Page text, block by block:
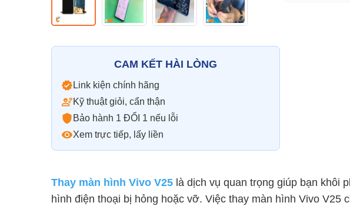
CAM KẾT HÀI LÒNG
Link kiện chính hãng
Kỹ thuật giỏi, cẩn thận
Bảo hành 1 ĐỔI 1 nếu lỗi
Xem trực tiếp, lấy liền
Thay màn hình Vivo V25 là dịch vụ quan trọng giúp bạn khôi
hình điện thoại bị hỏng hoặc vỡ. Việc thay màn hình Vivo V25